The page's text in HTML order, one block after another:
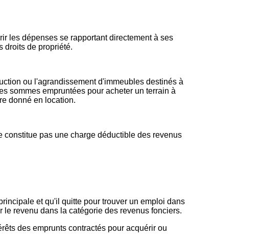
les dépenses se rapportant directement à ses
droits de propriété.
ou l'agrandissement d'immeubles destinés à
sommes empruntées pour acheter un terrain à
donné en location.
constitue pas une charge déductible des revenus
et qu'il quitte pour trouver un emploi dans
revenu dans la catégorie des revenus fonciers.
des emprunts contractés pour acquérir ou